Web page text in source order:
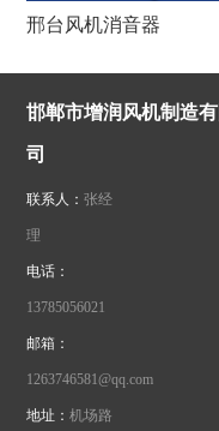
邢台风机消音器
邯郸市增润风机制造
司
联系人：张经
理
电话：
13785056021
邮箱：
1263746581@qq.com
地址：机场路